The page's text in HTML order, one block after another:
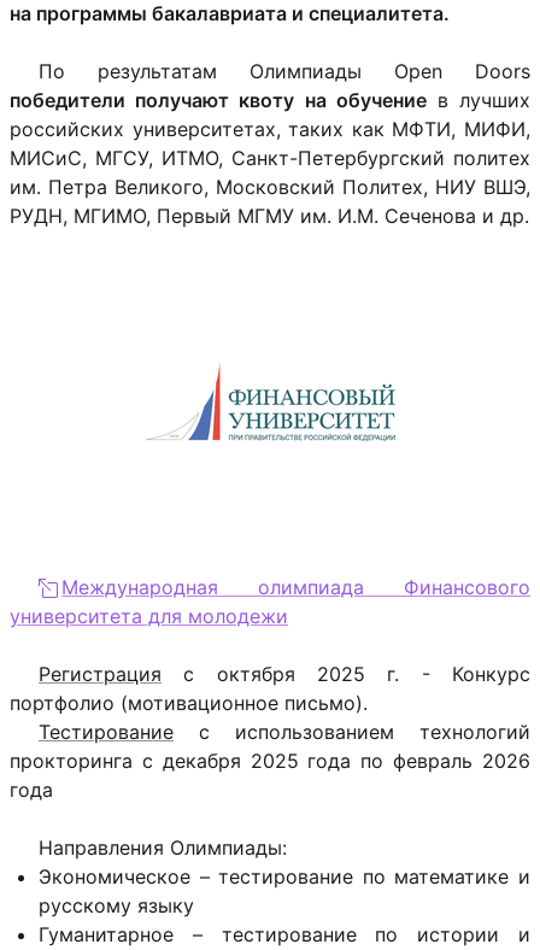
на программы бакалавриата и специалитета.
По результатам Олимпиады Open Doors
победители получают квоту на обучениев лучших
российских университетах, таких как МФТИ, МИФИ,
МИСиС, МГСУ, ИТМО, Санкт-Петербургский политех
им. Петра Великого, Московский Политех, НИУ ВШЭ,
РУДН, МГИМО, Первый МГМУ им. И.М. Сеченова и др.
Международная олимпиада Финансового
университета для молодежи
Регистрация с октября 2025 г. - Конкурс
портфолио (мотивационное письмо).
Тестирование с использованием технологий
прокторинга с декабря 2025 года по февраль 2026
года
Направления Олимпиады:
Экономическое – тестирование по математике и
русскому языку
Гуманитарное – тестирование по истории и